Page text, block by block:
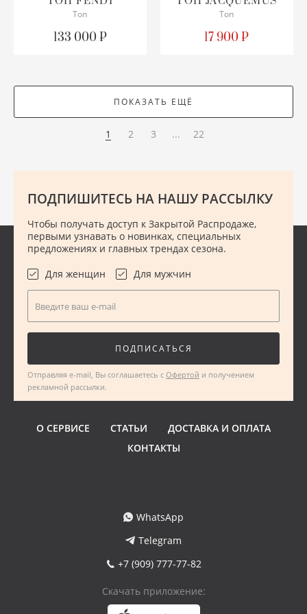
СОСТОЯНИЕ
размера
Топ
133 000 ₽
СОСТОЯНИЕ
Топ
17 900 ₽
ПОКАЗАТЬ ЕЩЁ
1 2 3 ... 22
ПОДПИШИТЕСЬ НА НАШУ РАССЫЛКУ
Чтобы получать доступ к Закрытой Распродаже,
первыми узнавать о новинках, специальных
предложениях и главных трендах сезона.
Для женщин
Для мужчин
Введите ваш e-mail
ПОДПИСАТЬСЯ
Отправляя e-mail, Вы соглашаетесь с Офертой и получением
рекламной рассылки.
О СЕРВИСЕ СТАТЬИ
ДОСТАВКА И ОПЛАТА
КОНТАКТЫ
WhatsApp
Telegram
+7 (909) 777-77-82
Скачать приложение: